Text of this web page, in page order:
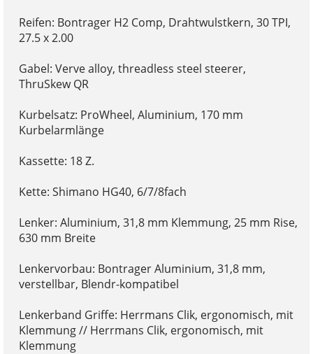
Reifen: Bontrager H2 Comp, Drahtwulstkern, 30 TPI,
27.5 x 2.00
Gabel: Verve alloy, threadless steel steerer,
ThruSkew QR
Kurbelsatz: ProWheel, Aluminium, 170 mm
Kurbelarmlänge
Kassette: 18 Z.
Kette: Shimano HG40, 6/7/8fach
Lenker: Aluminium, 31,8 mm Klemmung, 25 mm Rise,
630 mm Breite
Lenkervorbau: Bontrager Aluminium, 31,8 mm,
verstellbar, Blendr-kompatibel
Lenkerband Griffe: Herrmans Clik, ergonomisch, mit
Klemmung // Herrmans Clik, ergonomisch, mit
Klemmung